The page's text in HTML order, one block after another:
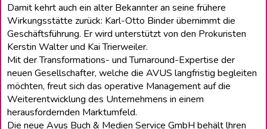
Damit kehrt auch ein alter Bekannter an seine frühere
Wirkungsstätte zurück: Karl-Otto Binder übernimmt die
Geschäftsführung. Er wird unterstützt von den Prokuristen
Kerstin Walter und Kai Trierweiler.
Mit der Transformations- und Turnaround-Expertise der
neuen Gesellschafter, welche die AVUS langfristig begleiten
möchten, freut sich das operative Management auf die
Weiterentwicklung des Unternehmens in einem
herausfordernden Marktumfeld.
Die neue Avus Buch & Medien Service GmbH behält lhren